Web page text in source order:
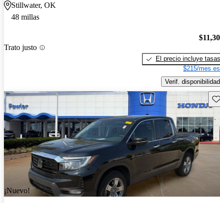
Stillwater, OK
48 millas
Trato justo
El precio incluye tasas
$215/mes
Verif. disponibilidad
¡Nuevo!